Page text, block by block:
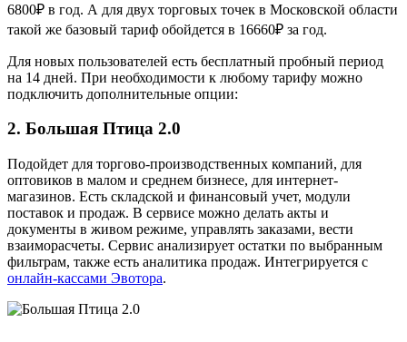
6800₽ в год. А для двух торговых точек в Московской области
такой же базовый тариф обойдется в 16660₽ за год.
Для новых пользователей есть бесплатный пробный период
на 14 дней. При необходимости к любому тарифу можно
подключить дополнительные опции:
2. Большая Птица 2.0
Подойдет для торгово-производственных компаний, для
оптовиков в малом и среднем бизнесе, для интернет-
магазинов. Есть складской и финансовый учет, модули
поставок и продаж. В сервисе можно делать акты и
документы в живом режиме, управлять заказами, вести
взаиморасчеты. Сервис анализирует остатки по выбранным
фильтрам, также есть аналитика продаж. Интегрируется с
онлайн-кассами Эвотора.